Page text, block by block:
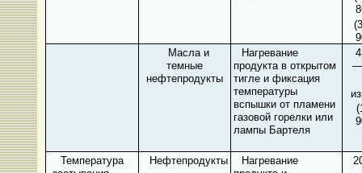
Масла и
темные
нефтепродукты
Нагревание
продукта в открытом
тигле и фиксация
температуры
вспышки от пламени
газовой горелки или
лампы Бартеля
Температура
Нефтепродукты
Нагревание